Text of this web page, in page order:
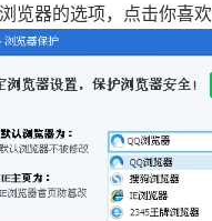
览器的选项，点击你喜